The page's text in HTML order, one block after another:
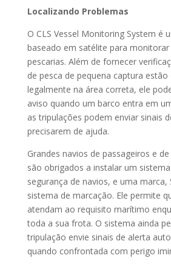
Localizando Problemas
O CLS Vessel Monitoring System é
baseado em satélite para monitorar
pescarias. Além de fornecer
de pesca de pequena captura
legalmente na área correta, ele
aviso quando um barco entra em
as tripulações podem enviar sinais
precisarem de ajuda.
Grandes navios de passageiros e
são obrigados a instalar um
segurança de navios, e uma marca,
sistema de marcação. Ele permite
atendam ao requisito marítimo
toda a sua frota. O sistema ainda
tripulação envie sinais de alerta
quando confrontada com perigo